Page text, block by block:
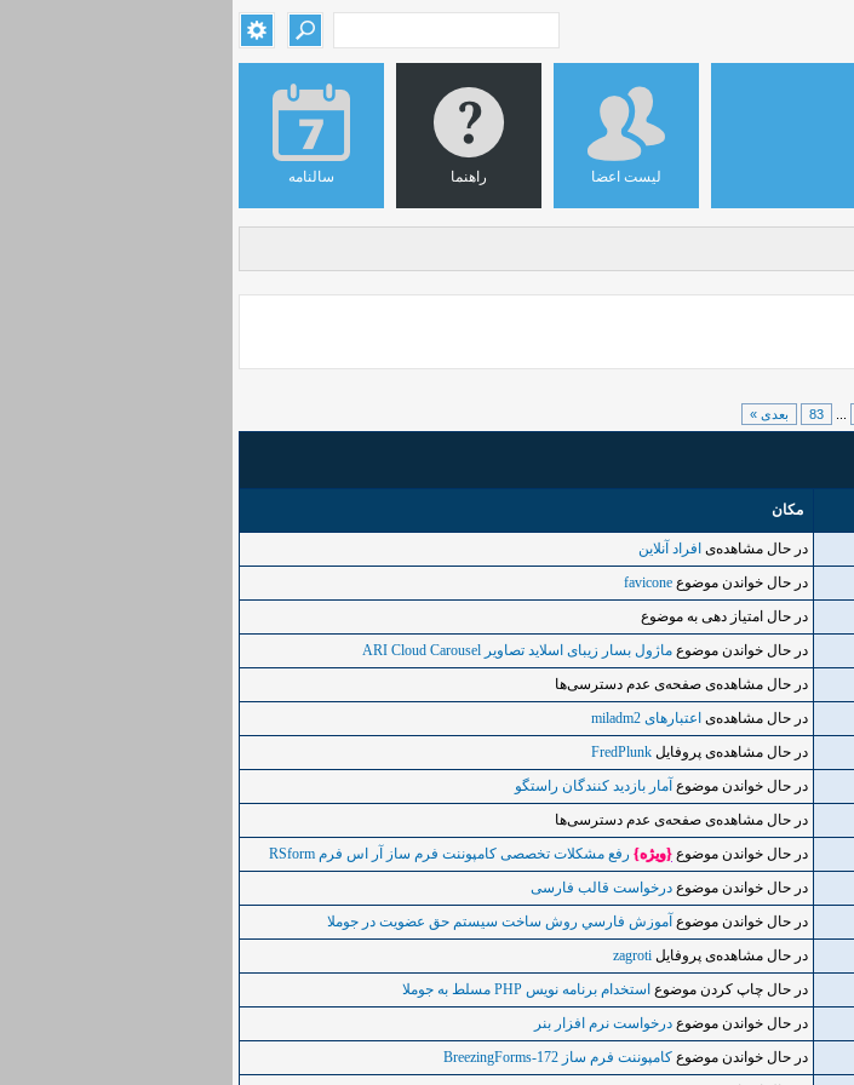
سالنامه راهنما لیست اعضا
83 بعدی »
مکان
در حال مشاهده‌ی افراد آنلاین
در حال خواندن موضوع favicone
در حال امتیاز دهی به موضوع
در حال خواندن موضوع ماژول بسار زیبای اسلاید تصاویر ARI Cloud Carousel
در حال مشاهده‌ی صفحه‌ی عدم دسترسی‌ها
در حال مشاهده‌ی اعتبار‌های miladm2
در حال مشاهده‌ی پروفایل FredPlunk
در حال خواندن موضوع آمار بازديد كنندگان راستگو
در حال مشاهده‌ی صفحه‌ی عدم دسترسی‌ها
در حال خواندن موضوع {ويژه} رفع مشکلات تخصصی کامپوننت فرم ساز آر اس فرم RSform
در حال خواندن موضوع درخواست قالب فارسی
در حال خواندن موضوع آموزش فارسي روش ساخت سيستم حق عضويت در جوملا
در حال مشاهده‌ی پروفایل zagroti
در حال چاپ کردن موضوع استخدام برنامه نویس PHP مسلط به جوملا
در حال خواندن موضوع درخواست نرم افزار بنر
در حال خواندن موضوع کامپوننت فرم ساز BreezingForms-172